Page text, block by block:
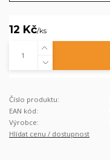
12 Kč/ks
Číslo produktu:
EAN kód:
Výrobce:
Hlídat cenu / dostupnost